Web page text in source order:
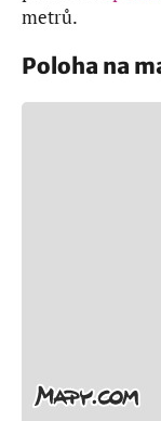
metrů.
Poloha na